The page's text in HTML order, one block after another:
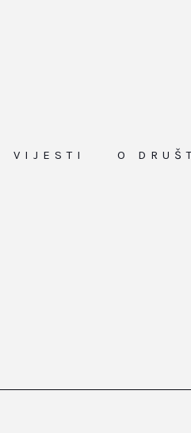
VIJESTI O